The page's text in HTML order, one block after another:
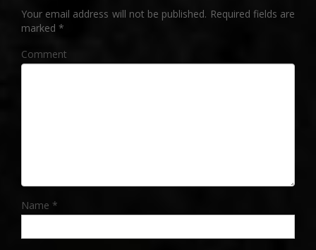
Your email address will not be published. Required fields are
marked *
Comment
Name *